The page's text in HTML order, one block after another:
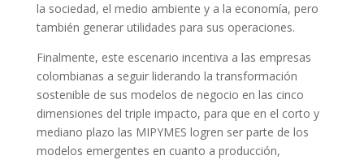
la sociedad, el medio ambiente y a la economía, pero
también generar utilidades para sus operaciones.
Finalmente, este escenario incentiva a las empresas
colombianas a seguir liderando la transformación
sostenible de sus modelos de negocio en las cinco
dimensiones del triple impacto, para que en el corto y
mediano plazo las MIPYMES logren ser parte de los
modelos emergentes en cuanto a producción,